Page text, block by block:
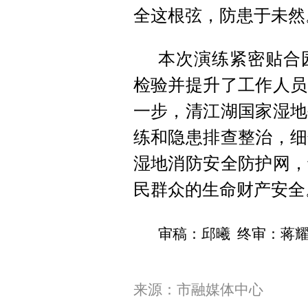
全这根弦，防患于未然
本次演练紧密贴合
检验并提升了工作人
一步，清江湖国家湿
练和隐患排查整治，
湿地消防安全防护网
民群众的生命财产安
审稿：邱曦 终审：蒋
来源：市融媒体中心